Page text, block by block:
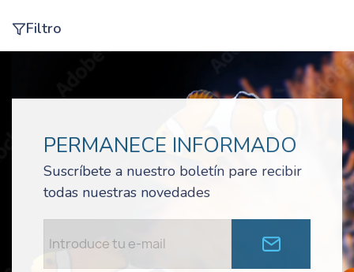
Filtro
PERMANECE INFORMADO
Suscríbete a nuestro boletín pare recibir
todas nuestras novedades